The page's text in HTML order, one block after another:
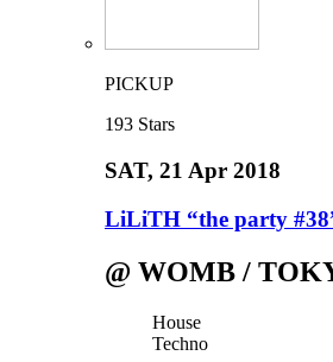
PICKUP
193 Stars
SAT, 21 Apr 2018
LiLiTH “the party
@ WOMB /
House
Techno